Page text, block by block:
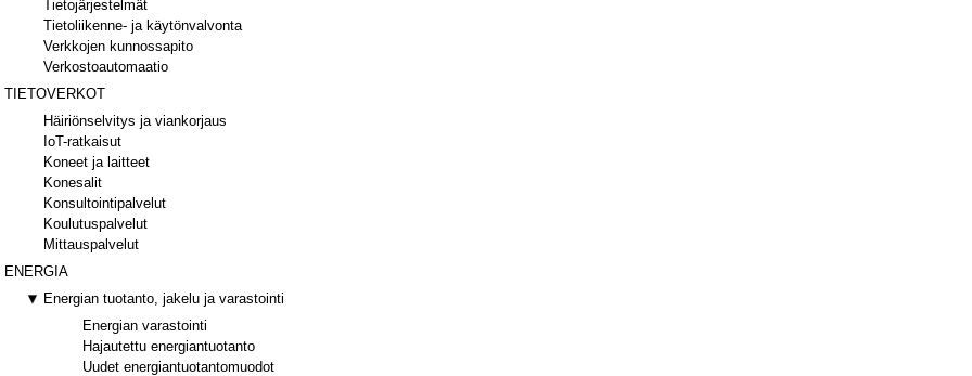
Tietojärjestelmät
Tietoliikenne- ja käytönvalvonta
Verkkojen kunnossapito
Verkostoautomaatio
TIETOVERKOT
Häiriönselvitys ja viankorjaus
IoT-ratkaisut
Koneet ja laitteet
Konesalit
Konsultointipalvelut
Koulutuspalvelut
Mittauspalvelut
ENERGIA
Energian tuotanto, jakelu ja varastointi
Energian varastointi
Hajautettu energiantuotanto
Uudet energiantuotantomuodot